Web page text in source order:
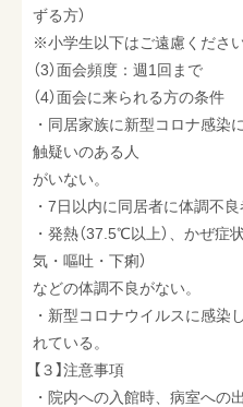
ずる方）
※小学生以下はご遠慮ください
（3）面会頻度：週1回まで
（4）面会に来られる方の条件
・同居家族に新型コロナ感染
触疑いのある人
がいない。
・7日以内に同居者に体調不良
・発熱（37.5℃以上）、かぜ症
気・嘔吐・下痢）
などの体調不良がない。
・新型コロナウイルスに感染
れている。
【３】注意事項
・院内への入館時、病室への